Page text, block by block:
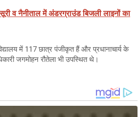
व नैनीताल में अंडरग्राउंड बिजली लाइनों का
में 117 छात्र पंजीकृत हैं और प्रधानाचार्य के
जगमोहन रौतेला भी उपस्थित थे।